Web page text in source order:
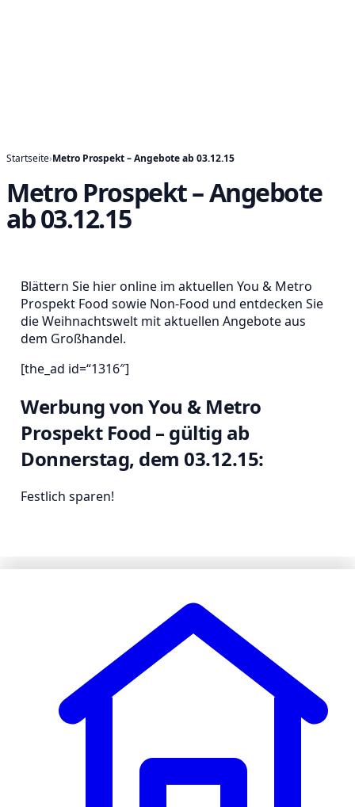
Startseite›Metro Prospekt – Angebote ab 03.12.15
Metro Prospekt – Angebote
ab 03.12.15
Blättern Sie hier online im aktuellen You & Metro
Prospekt Food sowie Non-Food und entdecken Sie
die Weihnachtswelt mit aktuellen Angebote aus
dem Großhandel.
[the_ad id=“1316″]
Werbung von You & Metro
Prospekt Food – gültig ab
Donnerstag, dem 03.12.15:
Festlich sparen!